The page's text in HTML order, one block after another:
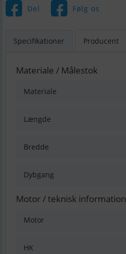
Del Følg os
Specifikationer Producent
Materiale / Målestok
Materiale
Længde
Bredde
Dybgang
Motor / teknisk information
Motor
HK